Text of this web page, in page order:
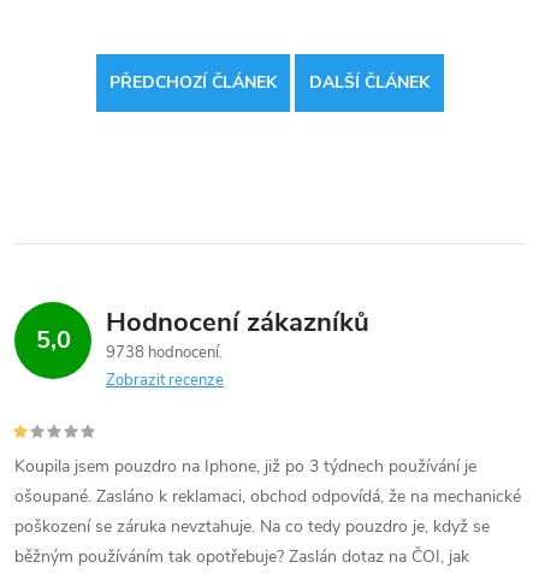
PŘEDCHOZÍ ČLÁNEK DALŠÍ ČLÁNEK
5,0 Hodnocení zákazníků
9738 hodnocení
Zobrazit recenze
Koupila jsem pouzdro na Iphone, již po 3 týdnech používání je
ošoupané. Zasláno k reklamaci, obchod odpovídá, že na mechanické
poškození se záruka nevztahuje. Na co tedy pouzdro je, když se
běžným používáním tak opotřebuje? Zaslán dotaz na ČOI, jak